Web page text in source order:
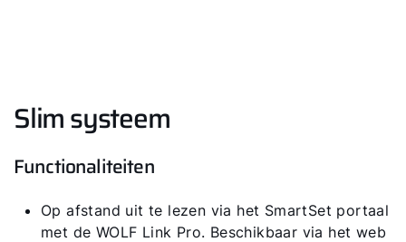
Slim systeem
Functionaliteiten
Op afstand uit te lezen via het SmartSet portaal
met de WOLF Link Pro. Beschikbaar via het web